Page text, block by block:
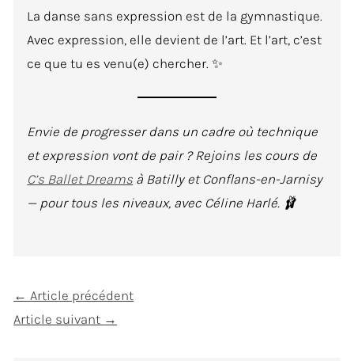
La danse sans expression est de la gymnastique.
Avec expression, elle devient de l’art. Et l’art, c’est
ce que tu es venu(e) chercher. ✨
Envie de progresser dans un cadre où technique
et expression vont de pair ? Rejoins les cours de
C’s Ballet Dreams à Batilly et Conflans-en-Jarnisy
— pour tous les niveaux, avec Céline Harlé. 🩰
← Article précédent
Article suivant →